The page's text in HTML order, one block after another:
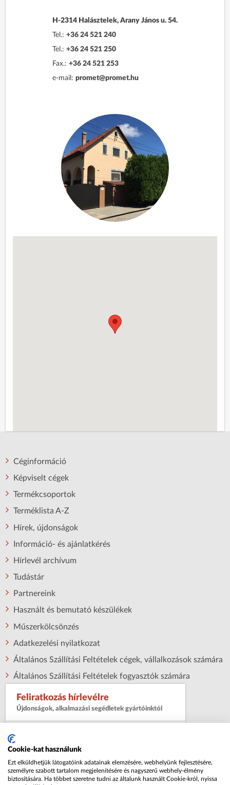
H-2314 Halásztelek, Arany János u. 54.
Tel.: +36 24 521 240
Tel.: +36 24 521 250
Fax.: +36 24 521 253
e-mail: promet@promet.hu
Céginformáció
Képviselt cégek
Termékcsoportok
Terméklista A-Z
Hírek, újdonságok
Információ- és ajánlatkérés
Hírlevél archívum
Tudástár
Partnereink
Használt és bemutató készülékek
Műszerkölcsönzés
Adatkezelési nyilatkozat
Általános Szállítási Feltételek cégek, vállalkozások számára
Általános Szállítási Feltételek fogyasztók számára
Feliratkozás hírlevélre
Újdonságok, alkalmazási segédletek gyártóinktól
Email cím:
Cookie-kat használunk
Ezt elküldhetjük látogatóink adatainak elemzésére, webhelyünk fejlesztésére,
személyre szabott tartalom megjelenítésére és nagyszerű webhely-élmény
biztosítására. Ha többet szeretne tudni az általunk használt Cookie-król, nyissa